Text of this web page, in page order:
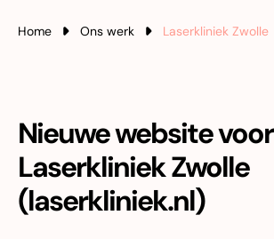
Home Ons werk Laserkliniek Zwolle
Nieuwe website voor
Laserkliniek Zwolle
(laserkliniek.nl)